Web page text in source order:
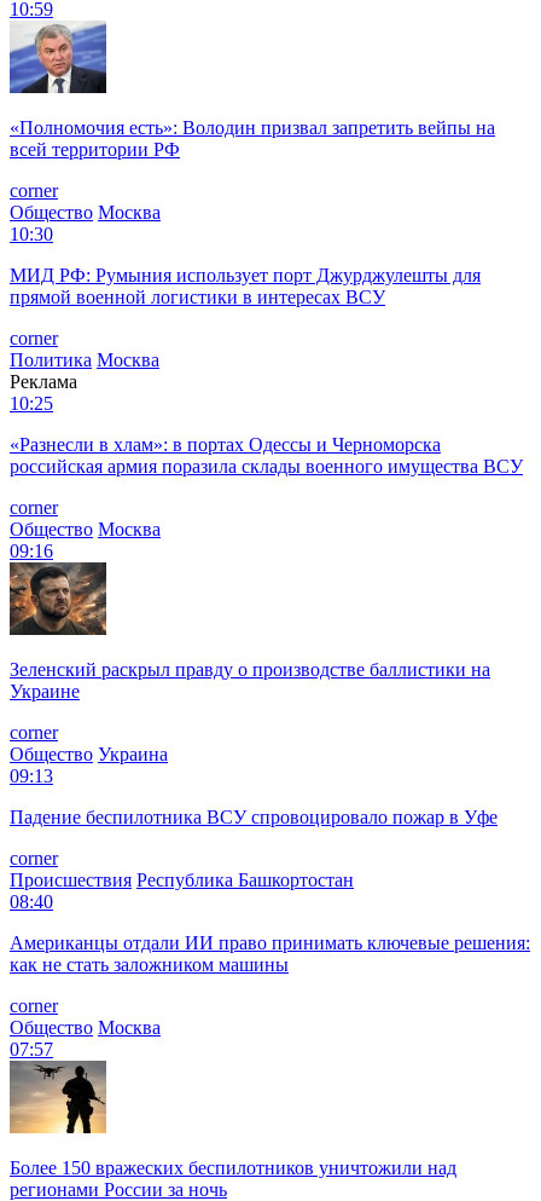
10:59
«Полномочия есть»: Володин призвал запретить вейпы на
всей территории РФ
corner
Общество Москва
10:30
МИД РФ: Румыния использует порт Джурджулешты для
прямой военной логистики в интересах ВСУ
corner
Политика Москва
Реклама
10:25
«Разнесли в хлам»: в портах Одессы и Черноморска
российская армия поразила склады военного имущества ВСУ
corner
Общество Москва
09:16
Зеленский раскрыл правду о производстве баллистики на
Украине
corner
Общество Украина
09:13
Падение беспилотника ВСУ спровоцировало пожар в Уфе
corner
Происшествия Республика Башкортостан
08:40
Американцы отдали ИИ право принимать ключевые решения:
как не стать заложником машины
corner
Общество Москва
07:57
Более 150 вражеских беспилотников уничтожили над
регионами России за ночь